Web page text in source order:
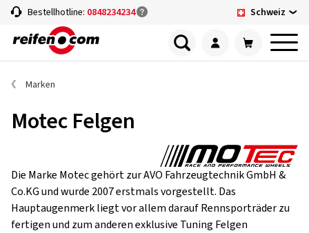
Bestellhotline: 0848234234 Schweiz
Marken
Motec Felgen
Die Marke Motec gehört zur AVO Fahrzeugtechnik GmbH &
Co.KG und wurde 2007 erstmals vorgestellt. Das
Hauptaugenmerk liegt vor allem darauf Rennsporträder zu
fertigen und zum anderen exklusive Tuning Felgen